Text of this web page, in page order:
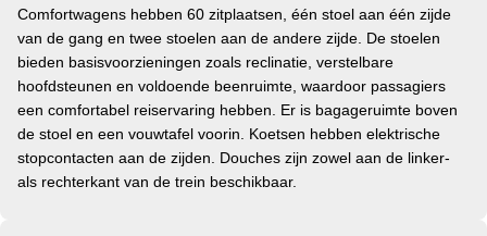
Comfortwagens hebben 60 zitplaatsen, één stoel aan één zijde
van de gang en twee stoelen aan de andere zijde. De stoelen
bieden basisvoorzieningen zoals reclinatie, verstelbare
hoofdsteunen en voldoende beenruimte, waardoor passagiers
een comfortabel reiservaring hebben. Er is bagageruimte boven
de stoel en een vouwtafel voorin. Koetsen hebben elektrische
stopcontacten aan de zijden. Douches zijn zowel aan de linker-
als rechterkant van de trein beschikbaar.